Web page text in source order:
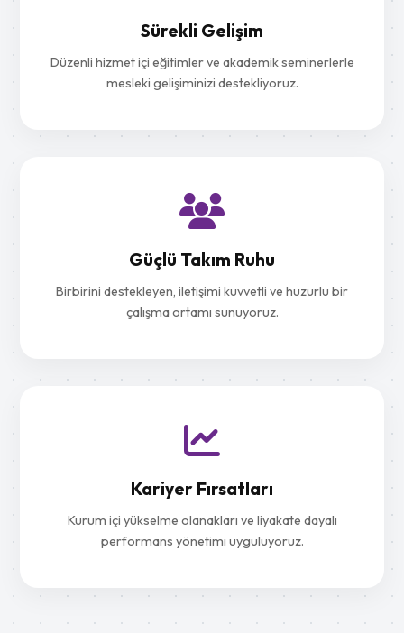
Sürekli Gelişim
Düzenli hizmet içi eğitimler ve akademik seminerlerle
mesleki gelişiminizi destekliyoruz.
Güçlü Takım Ruhu
Birbirini destekleyen, iletişimi kuvvetli ve huzurlu bir
çalışma ortamı sunuyoruz.
Kariyer Fırsatları
Kurum içi yükselme olanakları ve liyakate dayalı
performans yönetimi uyguluyoruz.